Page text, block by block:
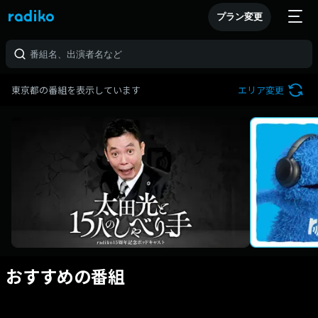
プラン変更
東京都の番組を表示しています エリア変更
おすすめの番組